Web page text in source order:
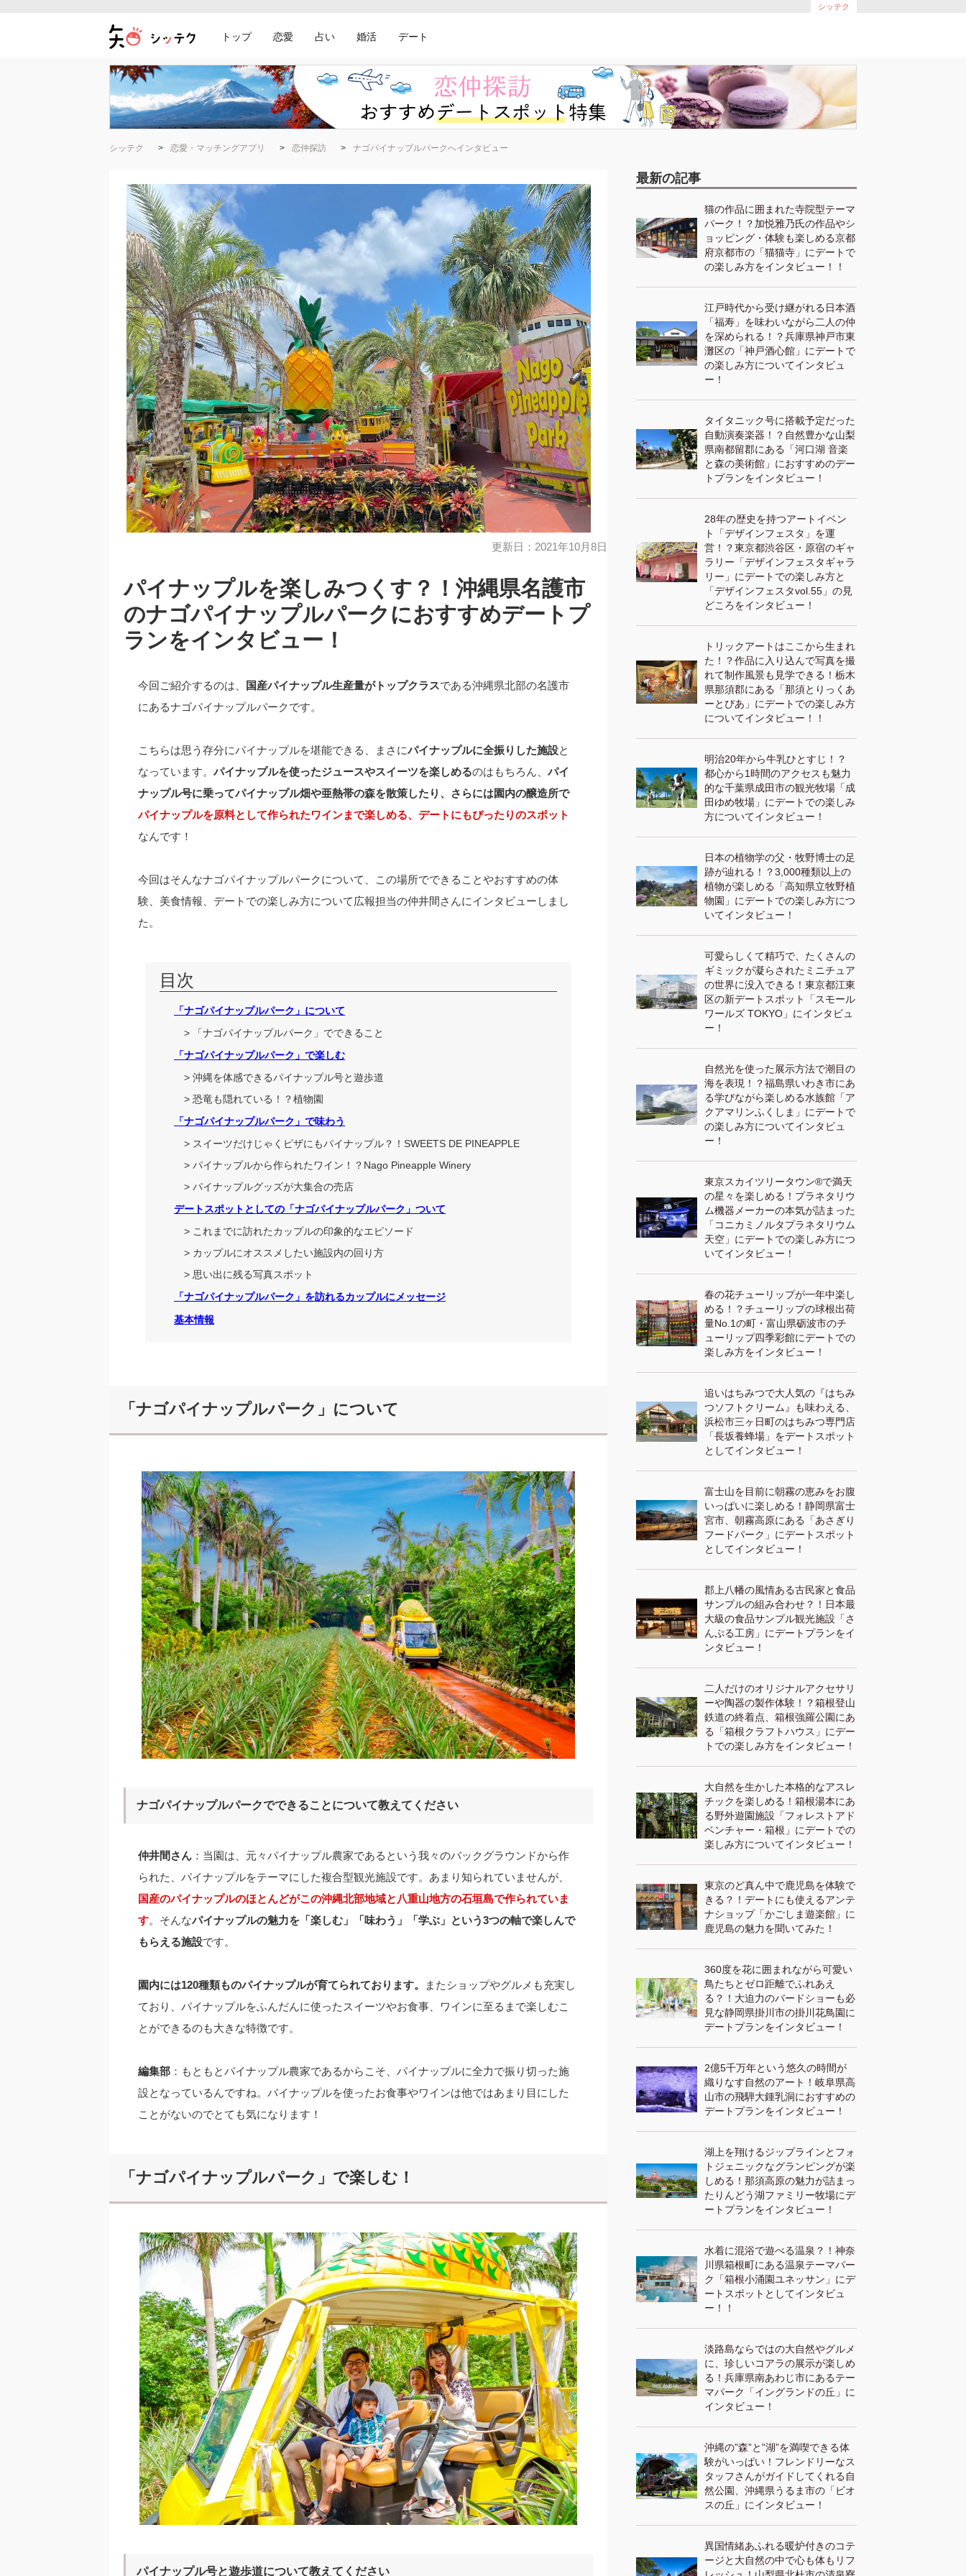
シッテク
トップ 恋愛 占い 婚活 デート
シッテク 恋愛・マッチングアプリ 恋仲探訪 ナゴパイナップルパークへインタビュー
更新日：2021年10月8日
パイナップルを楽しみつくす？！沖縄県名護市
のナゴパイナップルパークにおすすめデートプ
ランをインタビュー！
今回ご紹介するのは、 国産パイナップル生産量がトップクラスである沖縄県北部の名護市
にあるナゴパイナップルパークです。
こちらは思う存分にパイナップルを堪能できる、まさにパイナップルに全振りした施設と
なっています。 パイナップルを使ったジュースやスイーツを楽しめるのはもちろん、 パイ
ナップル号に乗ってパイナップル畑や亜熱帯の森を散策したり、さらには園内の醸造所で
パイナップルを原料として作られたワインまで楽しめる、デートにもぴったりのスポット
なんです！
今回はそんなナゴパイナップルパークについて、この場所でできることやおすすめの体
験、美食情報、デートでの楽しみ方について広報担当の仲井間さんにインタビューしまし
た。
目次
「ナゴパイナップルパーク」について
> 「ナゴパイナップルパーク」でできること
「ナゴパイナップルパーク」で楽しむ
> 沖縄を体感できるパイナップル号と遊歩道
> 恐竜も隠れている！？植物園
「ナゴパイナップルパーク」で味わう
> スイーツだけじゃくピザにもパイナップル？！SWEETS DE PINEAPPLE
> パイナップルから作られたワイン！？Nago Pineapple Winery
> パイナップルグッズが大集合の売店
デートスポットとしての「ナゴパイナップルパーク」ついて
> これまでに訪れたカップルの印象的なエピソード
> カップルにオススメしたい施設内の回り方
> 思い出に残る写真スポット
「ナゴパイナップルパーク」を訪れるカップルにメッセージ
基本情報
「ナゴパイナップルパーク」について
ナゴパイナップルパークでできることについて教えてください
仲井間さん ：当園は、元々パイナップル農家であるという我々のバックグラウンドから作
られた、パイナップルをテーマにした複合型観光施設です。あまり知られていませんが、
国産のパイナップルのほとんどがこの沖縄北部地域と八重山地方の石垣島で作られていま
す。そんなパイナップルの魅力を「楽しむ」「味わう」「学ぶ」という3つの軸で楽しんで
もらえる施設です。
園内には120種類ものパイナップルが育てられております。
またショップやグルメも充実し
ており、パイナップルをふんだんに使ったスイーツやお食事、ワインに至るまで楽しむこ
とができるのも大きな特徴です。
編集部 ：もともとパイナップル農家であるからこそ、パイナップルに全力で振り切った施
設となっているんですね。パイナップルを使ったお食事やワインは他ではあまり目にした
ことがないのでとても気になります！
「ナゴパイナップルパーク」で楽しむ！
パイナップル号と遊歩道について教えてください
最新の記事
猫の作品に囲まれた寺院型テーマ
パーク！？加悦雅乃氏の作品やシ
ョッピング・体験も楽しめる京都
府京都市の「猫猫寺」にデートで
の楽しみ方をインタビュー！！
江戸時代から受け継がれる日本酒
「福寿」を味わいながら二人の仲
を深められる！？兵庫県神戸市東
灘区の「神戸酒心館」にデートで
の楽しみ方についてインタビュ
ー！
タイタニック号に搭載予定だった
自動演奏楽器！？自然豊かな山梨
県南都留郡にある「河口湖 音楽
と森の美術館」におすすめのデー
トプランをインタビュー！
28年の歴史を持つアートイベン
ト「デザインフェスタ」を運
営！？東京都渋谷区・原宿のギャ
ラリー「デザインフェスタギャラ
リー」にデートでの楽しみ方と
「デザインフェスタvol.55」の見
どころをインタビュー！
トリックアートはここから生まれ
た！？作品に入り込んで写真を撮
れて制作風景も見学できる！栃木
県那須郡にある「那須とりっくあ
ーとぴあ」にデートでの楽しみ方
についてインタビュー！！
明治20年から牛乳ひとすじ！？
都心から1時間のアクセスも魅力
的な千葉県成田市の観光牧場「成
田ゆめ牧場」にデートでの楽しみ
方についてインタビュー！
日本の植物学の父・牧野博士の足
跡が辿れる！？3,000種類以上の
植物が楽しめる「高知県立牧野植
物園」にデートでの楽しみ方につ
いてインタビュー！
可愛らしくて精巧で、たくさんの
ギミックが凝らされたミニチュア
の世界に没入できる！東京都江東
区の新デートスポット「スモール
ワールズ TOKYO」にインタビュ
ー！
自然光を使った展示方法で潮目の
海を表現！？福島県いわき市にあ
る学びながら楽しめる水族館「ア
クアマリンふくしま」にデートで
の楽しみ方についてインタビュ
ー！
東京スカイツリータウン®︎で満天
の星々を楽しめる！プラネタリウ
ム機器メーカーの本気が詰まった
「コニカミノルタプラネタリウム
天空」にデートでの楽しみ方につ
いてインタビュー！
春の花チューリップが一年中楽し
める！？チューリップの球根出荷
量No.1の町・富山県砺波市のチ
ューリップ四季彩館にデートでの
楽しみ方をインタビュー！
追いはちみつで大人気の『はちみ
つソフトクリーム』も味わえる、
浜松市三ヶ日町のはちみつ専門店
「長坂養蜂場」をデートスポット
としてインタビュー！
富士山を目前に朝霧の恵みをお腹
いっぱいに楽しめる！静岡県富士
宮市、朝霧高原にある「あさぎり
フードパーク」にデートスポット
としてインタビュー！
郡上八幡の風情ある古民家と食品
サンプルの組み合わせ？！日本最
大級の食品サンプル観光施設「さ
んぷる工房」にデートプランをイ
ンタビュー！
二人だけのオリジナルアクセサリ
ーや陶器の製作体験！？箱根登山
鉄道の終着点、箱根強羅公園にあ
る「箱根クラフトハウス」にデー
トでの楽しみ方をインタビュー！
大自然を生かした本格的なアスレ
チックを楽しめる！箱根湯本にあ
る野外遊園施設「フォレストアド
ベンチャー・箱根」にデートでの
楽しみ方についてインタビュー！
東京のど真ん中で鹿児島を体験で
きる？！デートにも使えるアンテ
ナショップ「かごしま遊楽館」に
鹿児島の魅力を聞いてみた！
360度を花に囲まれながら可愛い
鳥たちとゼロ距離でふれあえ
る？！大迫力のバードショーも必
見な静岡県掛川市の掛川花鳥園に
デートプランをインタビュー！
2億5千万年という悠久の時間が
織りなす自然のアート！岐阜県高
山市の飛騨大鍾乳洞におすすめの
デートプランをインタビュー！
湖上を翔けるジップラインとフォ
トジェニックなグランピングが楽
しめる！那須高原の魅力が詰まっ
たりんどう湖ファミリー牧場にデ
ートプランをインタビュー！
水着に混浴で遊べる温泉？！神奈
川県箱根町にある温泉テーマパー
ク「箱根小涌園ユネッサン」にデ
ートスポットとしてインタビュ
ー！！
淡路島ならではの大自然やグルメ
に、珍しいコアラの展示が楽しめ
る！兵庫県南あわじ市にあるテー
マパーク「イングランドの丘」に
インタビュー！
沖縄の”森”と”湖”を満喫できる体
験がいっぱい！フレンドリーなス
タッフさんがガイドしてくれる自
然公園、沖縄県うるま市の「ビオ
スの丘」にインタビュー！
異国情緒あふれる暖炉付きのコテ
ージと大自然の中で心も体もリフ